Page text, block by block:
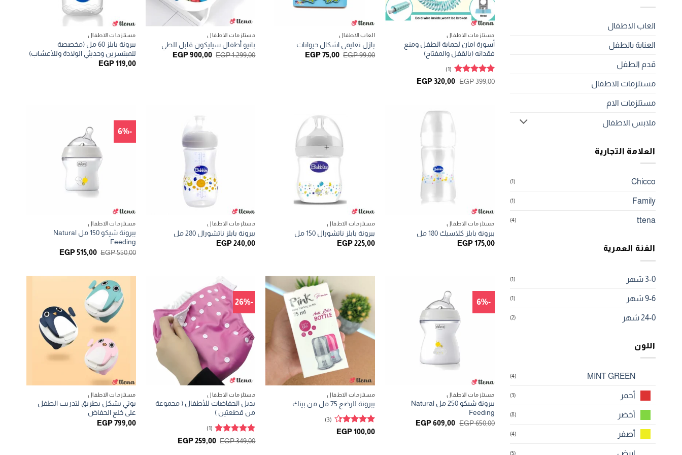
العاب الاطفال
العناية بالطفل
قدم الطفل
مستلزمات الاطفال
مستلزمات الام
ملابس الاطفال
العلامة التجارية
Chicco
(1)
Family
(1)
ttena
(4)
الفئة العمرية
3-0 شهر (1)
9-6 شهر (1)
24-0 شهر (2)
اللون
MINT GREEN
(4)
أحمر (3)
أخضر (8)
أصفر (4)
(5)
مستلزمات الاطفال
أسورة امان لحماية الطفل ومنع
فقدانه (بالقفل والمفتاح)
تم التقييم
(1)
EGP399,00
السعر
EGP320,00
السعر
العاب الاطفال
بازل تعليمي اشكال حيوانات
EGP99,00
السعر EGP75,00
مستلزمات الاطفال
بانيو أطفال سيليكون قابل للطي
EGP1.299,00
السعر
EGP900,00
السعر
مستلزمات الاطفال
ببرونة بابلز 60 مل (مخصصة
للمبتسرين وحديثي الولادة وللأعشاب)
EGP119,00
مستلزمات الاطفال
ببرونة بابلز كلاسيك 180 مل
EGP175,00
مستلزمات الاطفال
ببرونة بابلز ناتشورال 150 مل
EGP225,00
مستلزمات الاطفال
ببرونة بابلز ناتشورال 280 مل
EGP240,00
-6%
مستلزمات الاطفال
ببرونة شيكو 150 مل Natural
Feeding
EGP550,00
السعر EGP515,00
-6%
مستلزمات الاطفال
ببرونة شيكو 250 مل Natural
Feeding
EGP650,00
السعر
EGP609,00
السعر
مستلزمات الاطفال
ببرونة للرضع 75 مل من بينك
تم التقييم
(3)
EGP100,00
-26%
مستلزمات الاطفال
بديل الحفاضات للأطفال ( مجموعة
من قطعتين )
تم التقييم
(1)
EGP349,00
السعر
EGP259,00
السعر
مستلزمات الاطفال
بوتي بشكل بطريق لتدريب الطفل
على خلع الحفاض
EGP799,00